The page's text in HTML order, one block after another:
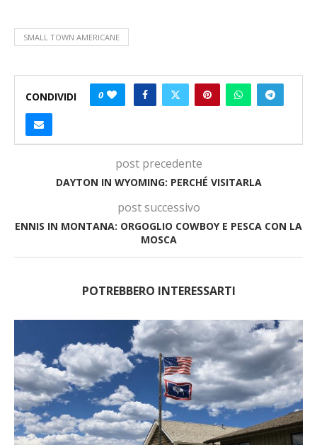
SMALL TOWN AMERICANE
CONDIVIDI 0
post precedente
DAYTON IN WYOMING: PERCHÉ VISITARLA
post successivo
ENNIS IN MONTANA: ORGOGLIO COWBOY E PESCA CON LA
MOSCA
POTREBBERO INTERESSARTI